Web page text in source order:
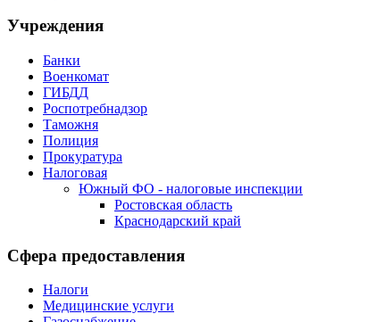
Учреждения
Банки
Военкомат
ГИБДД
Роспотребнадзор
Таможня
Полиция
Прокуратура
Налоговая
Южный ФО - налоговые инспекции
Ростовская область
Краснодарский край
Сфера предоставления
Налоги
Медицинские услуги